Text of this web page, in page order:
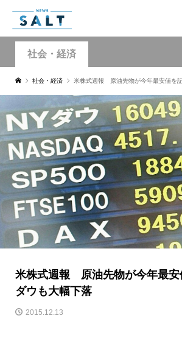
社会・経済
社会・経済 米株式週報 原油先物が今年最安値を
米株式週報 原油先物が今年最安
ダウも大幅下落
2015.12.13